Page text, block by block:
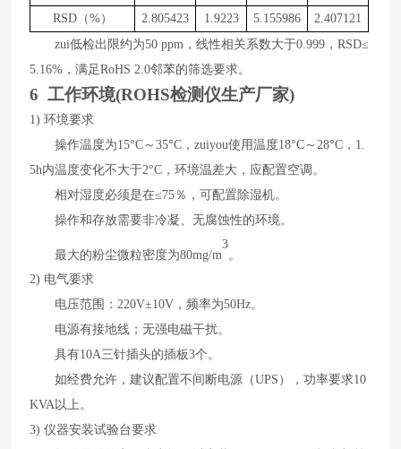
RSD（%）
2.805423 1.9223 5.155986
2.407121
zui低检出限约为50 ppm ，线性相关系数大于0.999 ，RSD≤
5. 16% ，满足RoHS 2.0邻苯的筛选要求。
6 工作环境(ROHS检测仪生产厂家)
1)环境要求
操作温度为15°C ～35°C ，zuiyou使用温度18°C ～ 28°C ， 1.
5h内温度变化不大于2°C ，环境温差大，应配置空调。
相对湿度必须是在≤75％，可配置除湿机。
操作和存放需要非冷凝、无腐蚀性的环境。
最大的粉尘微粒密度为80mg/m
3
。
2) 电气要求
电压范围：220V±10V ，频率为50Hz。
电源有接地线；无强电磁干扰。
具有10A三针插头的插板3个。
如经费允许，建议配置不间断电源（UPS ），功率要求10
KVA以上。
3)仪器安装试验台要求